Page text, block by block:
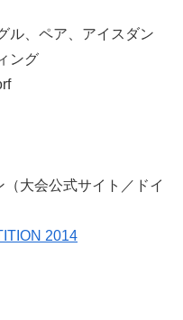
ル、ペア、アイスダン
ング
大会公式サイト／ドイ
2014